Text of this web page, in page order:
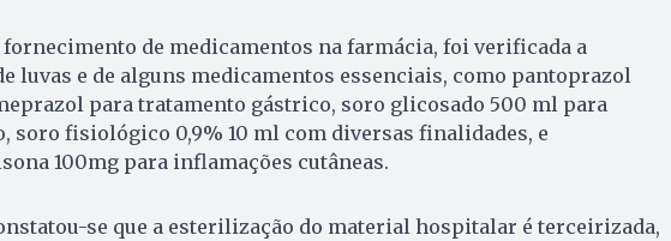
fornecimento de medicamentos na farmácia, foi verificada a
luvas e de alguns medicamentos essenciais, como pantoprazol
para tratamento gástrico, soro glicosado 500 ml para
soro fisiológico 0,9% 10 ml com diversas finalidades, e
100mg para inflamações cutâneas.
se que a esterilização do material hospitalar é terceirizada,